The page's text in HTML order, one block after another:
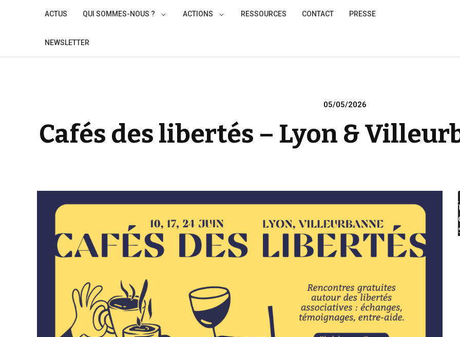
ACTUS QUI SOMMES-NOUS ? ACTIONS RESSOURCES CONTACT PRESSE
NEWSLETTER
Posted
05/05/2026
Cafés des libertés – Lyon &